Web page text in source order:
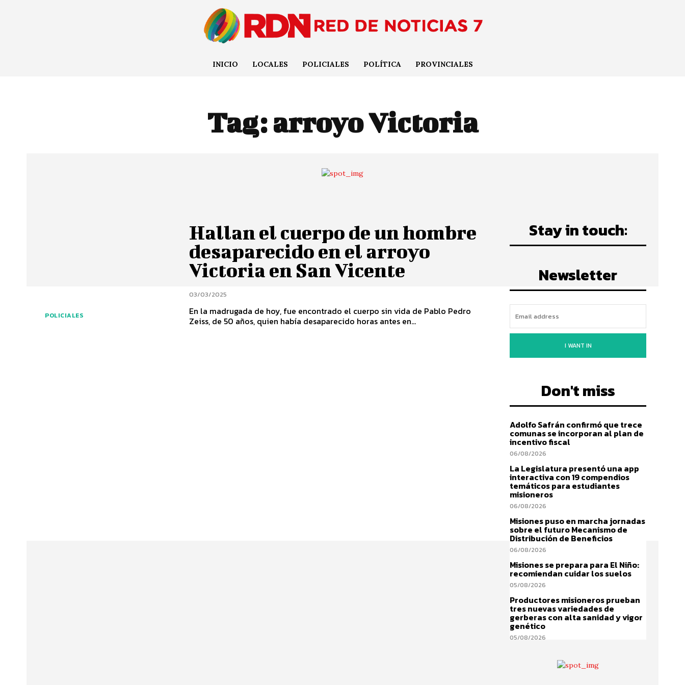
INICIO LOCALES POLICIALES POLÍTICA PROVINCIALES
Tag:arroyo Victoria
POLICIALES
Hallan el cuerpo de un hombre
desaparecido en el arroyo
Victoria en San Vicente
03/03/2025
En la madrugada de hoy, fue encontrado el cuerpo sin vida de Pablo Pedro
Zeiss, de 50 años, quien había desaparecido horas antes en...
Stay in touch:
Newsletter
I WANT IN
Don't miss
Adolfo Safrán confirmó que trece
comunas se incorporan al plan de
incentivo fiscal
06/08/2026
La Legislatura presentó una app
interactiva con 19 compendios
temáticos para estudiantes
misioneros
06/08/2026
Misiones puso en marcha jornadas
sobre el futuro Mecanismo de
Distribución de Beneficios
06/08/2026
Misiones se prepara para El Niño:
recomiendan cuidar los suelos
05/08/2026
Productores misioneros prueban
tres nuevas variedades de
gerberas con alta sanidad y vigor
genético
05/08/2026